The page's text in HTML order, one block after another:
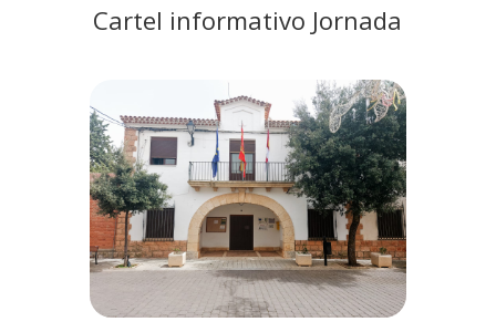
Cartel informativo Jornada